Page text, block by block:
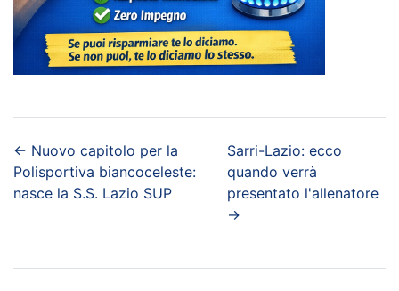
← Nuovo capitolo per la
Polisportiva biancoceleste:
nasce la S.S. Lazio SUP
Sarri-Lazio: ecco
quando verrà
presentato l'allenatore
→